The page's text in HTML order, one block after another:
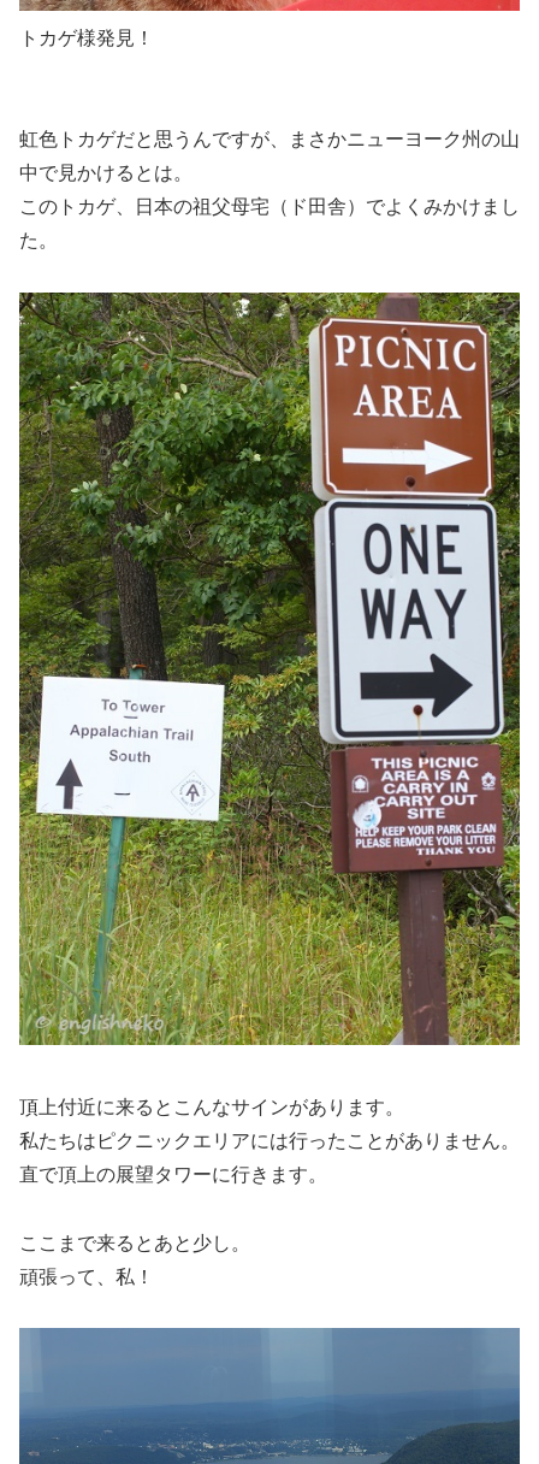
トカゲ様発見！
虹色トカゲだと思うんですが、まさかニューヨーク州の山
中で見かけるとは。
このトカゲ、日本の祖父母宅（ド田舎）でよくみかけまし
た。
頂上付近に来るとこんなサインがあります。
私たちはピクニックエリアには行ったことがありません。
直で頂上の展望タワーに行きます。
ここまで来るとあと少し。
頑張って、私！